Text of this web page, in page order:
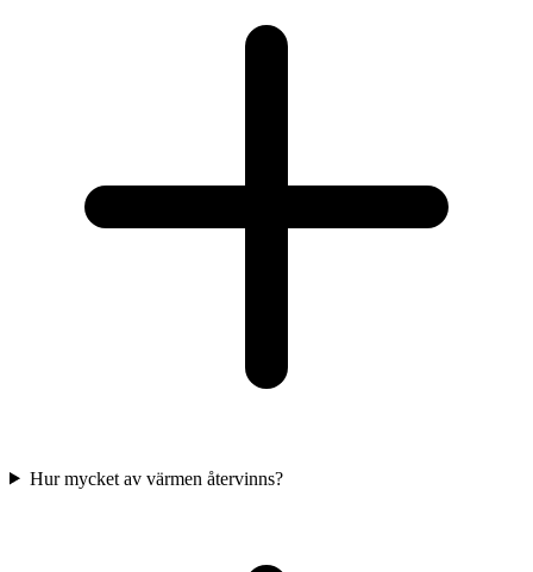
Hur mycket av värmen återvinns?